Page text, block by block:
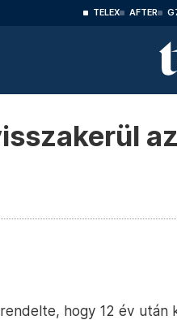
TELEX AFTER
hogy 12 év után